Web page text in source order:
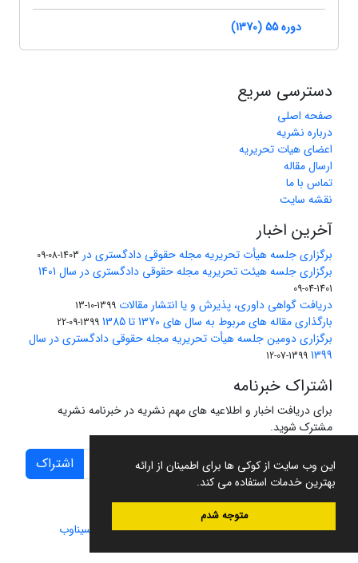
این وب سایت از کوکی ها برای اطمینان از ارائه
بهترین خدمات استفاده می کند.
متوجه شدم
دوره 55 (1370)
دسترسی سریع
صفحه اصلی
درباره نشریه
اعضای هیات تحریریه
ارسال مقاله
تماس با ما
نقشه سایت
آخرین اخبار
برگزاری جلسه هیأت تحریریه مجله حقوقی دادگستری در 1403-08-09
برگزاری جلسه هیئت تحریریه مجله حقوقی دادگستری در سال 1401
1401-04-09
دریافت گواهی داوری، پذیرش و یا انتشار مقالات 1399-10-13
بارگذاری مقاله های مربوط به سال های 1370 تا 1385 1399-09-22
برگزاری دومین جلسه هیأت تحریریه مجله حقوقی دادگستری در سال
1399
1399-07-12
اشتراک خبرنامه
برای دریافت اخبار و اطلاعیه های مهم نشریه در خبرنامه نشریه
مشترک شوید.
اشتراک
سامانه مدیریت نشریات علمی.طراحی و پیاده سازی از سیناوب